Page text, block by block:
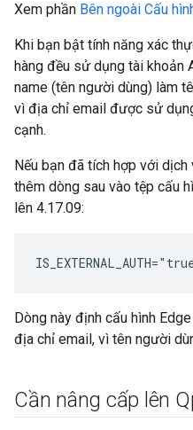
Xem phần Bên ngoài Cấu
Khi bạn bật tính năng xác
hàng đều sử dụng tài khoản
name (tên người dùng) làm
vì địa chỉ email được sử
cạnh.
Nếu bạn đã tích hợp với
thêm dòng sau vào tệp cấu
lên 4.17.09:
Dòng này định cấu hình
địa chỉ email, vì tên người
Cần nâng cấp lên